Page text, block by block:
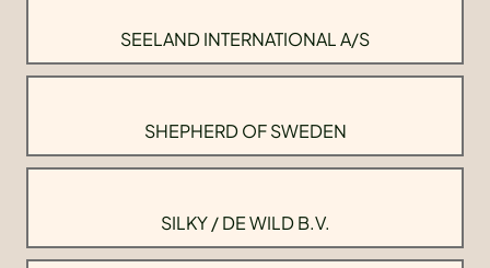
SEELAND INTERNATIONAL A/S
SHEPHERD OF SWEDEN
SILKY / DE WILD B.V.